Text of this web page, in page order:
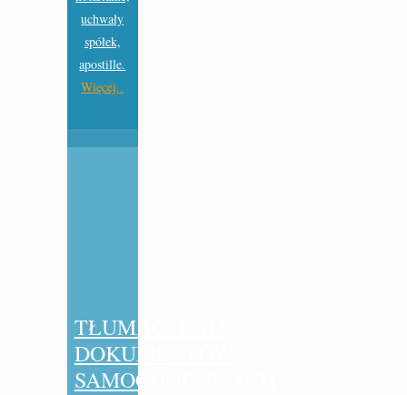
uchwały
spółek,
apostille.
Więcej..
TŁUMACZENIA
DOKUMENTÓW
SAMOCHODOWYCH